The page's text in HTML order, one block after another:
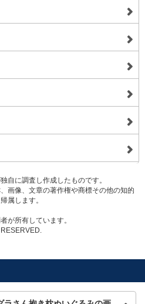
自に調査し作成したものです。
画像、文章の著作権や商標その他の知的
属します。
が所有しています。